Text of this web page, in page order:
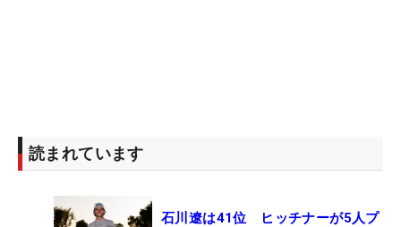
読まれています
石川遼は41位 ヒッチナーが5人プ